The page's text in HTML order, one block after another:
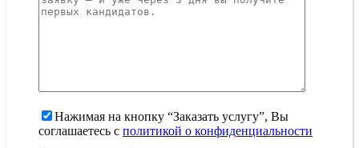
Нажимая на кнопку “Заказать услугу”, Вы
соглашаетесь с политикой о конфиденциальности